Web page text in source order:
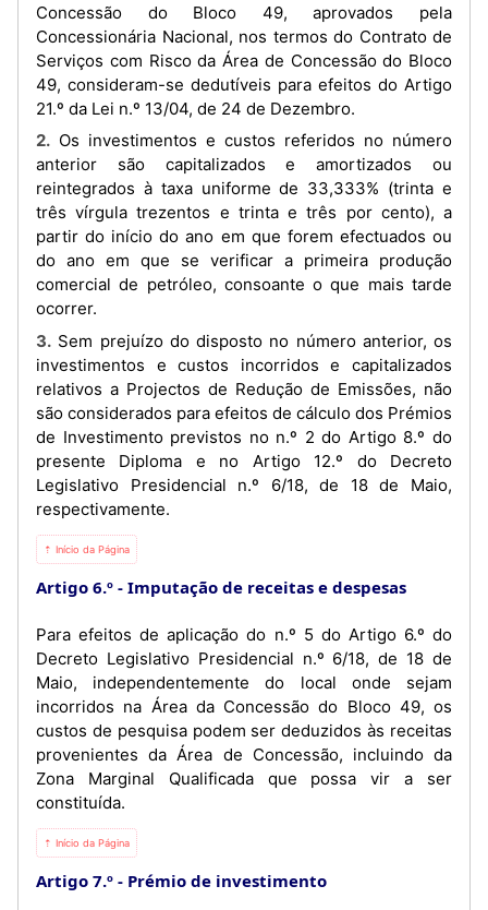
Concessão do Bloco 49, aprovados pela
Concessionária Nacional, nos termos do Contrato de
Serviços com Risco da Área de Concessão do Bloco
49, consideram-se dedutíveis para efeitos do Artigo
21.º da Lei n.º 13/04, de 24 de Dezembro.
2. Os investimentos e custos referidos no número
anterior são capitalizados e amortizados ou
reintegrados à taxa uniforme de 33,333% (trinta e
três vírgula trezentos e trinta e três por cento), a
partir do início do ano em que forem efectuados ou
do ano em que se verificar a primeira produção
comercial de petróleo, consoante o que mais tarde
ocorrer.
3. Sem prejuízo do disposto no número anterior, os
investimentos e custos incorridos e capitalizados
relativos a Projectos de Redução de Emissões, não
são considerados para efeitos de cálculo dos Prémios
de Investimento previstos no n.º 2 do Artigo 8.º do
presente Diploma e no Artigo 12.º do Decreto
Legislativo Presidencial n.º 6/18, de 18 de Maio,
respectivamente.
⇡ Início da Página
Artigo 6.º Imputação de receitas e despesas
Para efeitos de aplicação do n.º 5 do Artigo 6.º do
Decreto Legislativo Presidencial n.º 6/18, de 18 de
Maio, independentemente do local onde sejam
incorridos na Área da Concessão do Bloco 49, os
custos de pesquisa podem ser deduzidos às receitas
provenientes da Área de Concessão, incluindo da
Zona Marginal Qualificada que possa vir a ser
constituída.
⇡ Início da Página
Artigo 7.º Prémio de investimento